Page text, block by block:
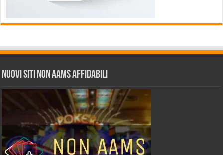
Nuovi siti non AAMS affidabili